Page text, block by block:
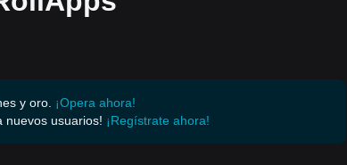
y oro. ¡Opera ahora!
nuevos usuarios! ¡Regístrate ahora!